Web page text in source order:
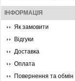
ІНФОРМАЦІЯ
Як замовити
Відгуки
Доставка
Оплата
Повернення та обмін